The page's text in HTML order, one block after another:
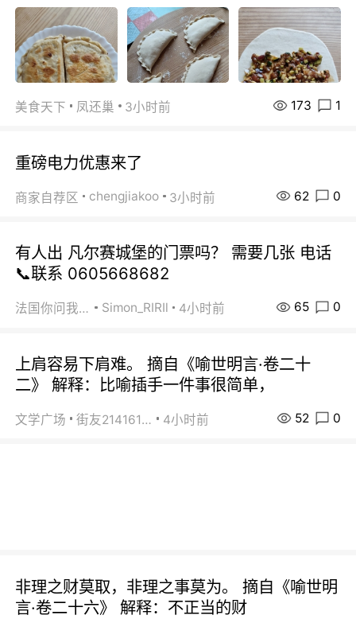
美食天下 凤还巢 3小时前 173 1
重磅电力优惠来了
商家自荐区 chengjiakoo 3小时前 62 0
有人出 凡尔赛城堡的门票吗？ 需要几张 电话
📞联系 0605668682
法国你问我答 Simon_RIRIl 4小时前 65 0
上肩容易下肩难。 摘自《喻世明言·卷二十
二》 解释：比喻插手一件事很简单，
文学广场 街友21416156 4小时前 52 0
非理之财莫取，非理之事莫为。 摘自《喻世明
言·卷二十六》 解释：不正当的财